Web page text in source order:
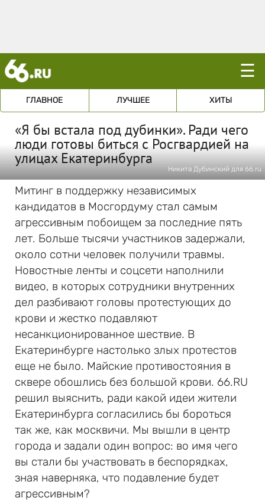
☰
ГЛАВНОЕ ЛУЧШЕЕ ХИТЫ
«Я бы встала под дубинки». Ради чего
люди готовы биться с Росгвардией на
улицах Екатеринбурга
Никита Дубинский для 66.ru
Митинг в поддержку независимых
кандидатов в Мосгордуму стал самым
агрессивным побоищем за последние пять
лет. Больше тысячи участников задержали,
около сотни человек получили травмы.
Новостные ленты и соцсети наполнили
видео, в которых сотрудники внутренних
дел разбивают головы протестующих до
крови и жестко подавляют
несанкционированное шествие. В
Екатеринбурге настолько злых протестов
еще не было. Майские противостояния в
сквере обошлись без большой крови. 66.RU
решил выяснить, ради какой идеи жители
Екатеринбурга согласились бы бороться
так же, как москвичи. Мы вышли в центр
города и задали один вопрос: во имя чего
вы стали бы участвовать в беспорядках,
зная наверняка, что подавление будет
агрессивным?